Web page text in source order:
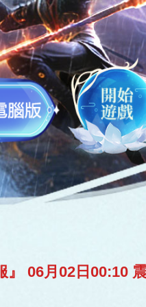
開始遊戲
』 06月02日00:10